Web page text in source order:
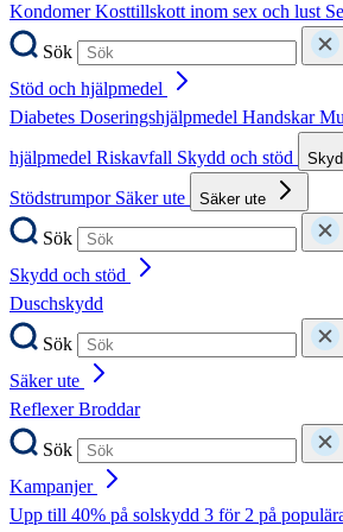
KondomerKosttillskott inom sex och lust
Sök
Stöd och hjälpmedel
Diabetes Doseringshjälpmedel Handskar
hjälpmedel Riskavfall Skydd och stöd
Stödstrumpor Säker ute Säker ute
Sök
Skydd och stöd
Duschskydd
Sök
Säker ute
ReflexerBroddar
Sök
Kampanjer
Upp till 40% på solskydd 3 för 2 på